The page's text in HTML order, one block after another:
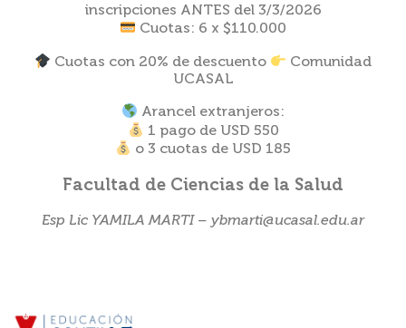
inscripciones ANTES del 3/3/2026
Cuotas: 6 x $110.000
Cuotas con 20% de descuento
Comunidad
UCASAL
Arancel extranjeros:
1 pago de USD 550
o 3 cuotas de USD 185
Facultad de Ciencias de la Salud
Esp Lic YAMILA MARTI – ybmarti@ucasal.edu.ar